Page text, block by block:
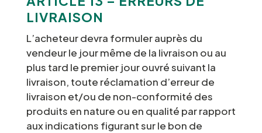
LIVRAISON
L’acheteur devra formuler auprès du
vendeur le jour même de la livraison ou au
plus tard le premier jour ouvré suivant la
livraison, toute réclamation d’erreur de
livraison et/ou de non-conformité des
produits en nature ou en qualité par rapport
aux indications figurant sur le bon de